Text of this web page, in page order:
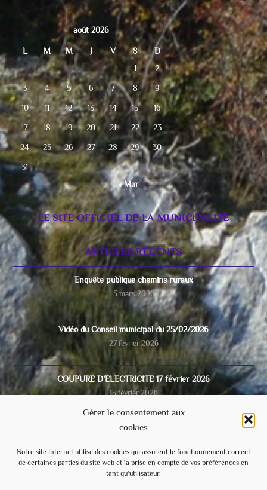
Gérer le consentement aux
cookies
Notre site Internet utilise des cookies qui assurent le fonctionnement correct
de certaines parties du site web et la prise en compte de vos préférences en
tant qu’utilisateur.
août 2026
L M M J V S
D
1
2
3 4 5 6 7 8 9
10 11 12 13 14 15 16
17 18 19 20 21 22 23
24 25 26 27 28 29 30
31
« Mar
LE SITE OFFICIEL DE LA MUNICIPALITÉ
ARTICLES RÉCENTS
Enquête publique chemins ruraux
3 mars 2026
Vidéo du Conseil municipal du 25/02/2026
27 février 2026
COUPURE D’ELECTRICITE 17 février 2026
15 février 2026
Video du conseil municipal du 28/11/2025
Ecole